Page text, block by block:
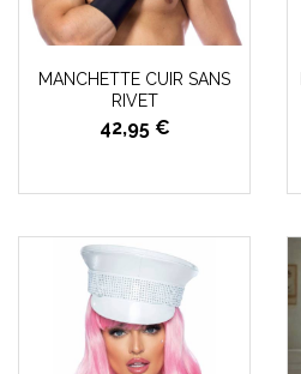
MANCHETTE CUIR SANS
RIVET
42,95 €